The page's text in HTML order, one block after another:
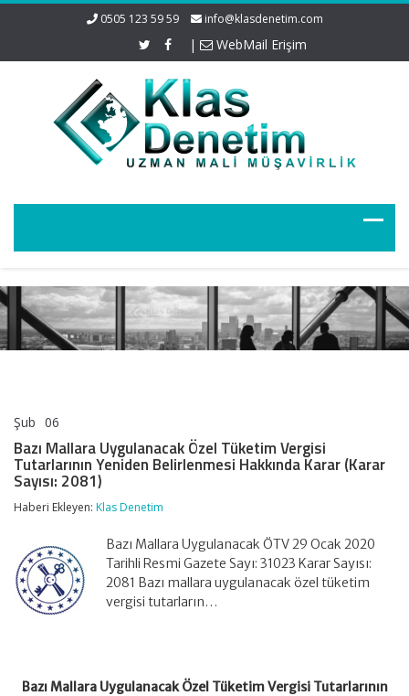
0505 123 59 59 info@klasdenetim.com
| WebMail Erişim
Şub 06
Uygulanacak
Özel
Tüketim
Vergisi
Tutarlarının
Belirlenmesi
Hakkında
Karar
(Karar
Sayısı:
Bazı Mallara Uygulanacak Özel Tüketim Vergisi
Tutarlarının Yeniden Belirlenmesi Hakkında Karar (Karar
Sayısı: 2081)
Haberi Ekleyen: Klas Denetim
Bazı Mallara Uygulanacak ÖTV 29 Ocak 2020
Tarihli Resmi Gazete Sayı: 31023 Karar Sayısı:
2081 Bazı mallara uygulanacak özel tüketim
vergisi tutarların…
Bazı Mallara Uygulanacak Özel Tüketim Vergisi Tutarlarının